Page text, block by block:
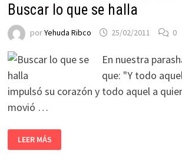
Buscar lo que se halla
porYehuda Ribco 25/02/2011 0
En nuestra
que: "Y todo
impulsó su corazón y todo aquel a
movió …
LEER MÁS